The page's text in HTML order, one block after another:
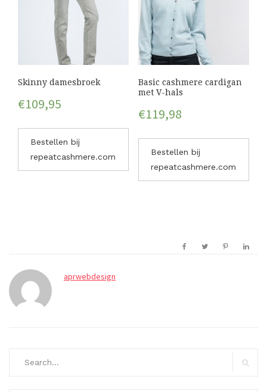
Skinny damesbroek
€109,95
Bestellen bij
repeatcashmere.com
Basic cashmere cardigan
met V-hals
€119,98
Bestellen bij
repeatcashmere.com
aprwebdesign